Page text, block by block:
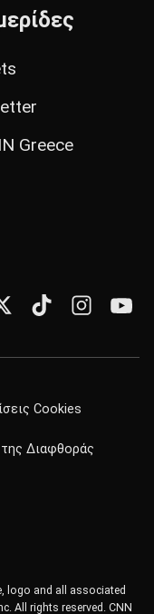
Greece
Cookies
της Διαφθοράς
logo and all associated
All rights reserved. CNN